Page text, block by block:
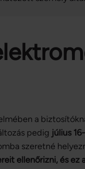
a
pedig július
szeretné
ellenőrizni, és ez